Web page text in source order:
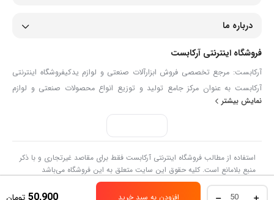
50,900 تومان بست افزودن به سبد خرید
درباره ما
فروشگاه اینترنتی آرکابست
آرکابست: مرجع تخصصی فروش ابزارآلات صنعتی و لوازم یدکیفروشگاه اینترنتی
آرکابست به عنوان مرکز جامع تولید و توزیع انواع محصولات صنعتی و لوازم
یدکی، همراهی مطمئن برای صنعتگران، تعمیرکاران و مصرف‌کنندگان حرفه‌ای
است. ما در آرکابست با گردآوری مجموعه‌ای گسترده از ابزارآلات دستی و برقی،
انواع شیلنگ و اتصالات، تجهیزات ایمنی، ابزارآلات دقیق و قطعات مصرفی مانند
بست فلزی، گریس‌ پمپ و لوازم پنچرگیری، تلاش می‌کنیم تا نیازهای تخصصی
شما را با بالاترین کیفیت و تنوع پاسخ دهیم.هدف ما در آرکابست، ارائه دسترسی
آسان به ابزارآلات تخصصی و قطعات فنی در سریع‌ترین زمان ممکن است. ما با
نمایش بیشتر
استفاده از مطالب فروشگاه اینترنتی آرکابست فقط برای مقاصد غیرتجاری و با ذکر
منبع بلامانع است. کلیه حقوق این سایت متعلق به این فروشگاه می‌باشد